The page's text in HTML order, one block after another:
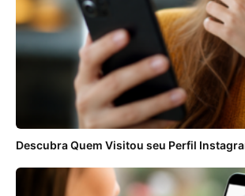
Descubra Quem Visitou seu Perfil